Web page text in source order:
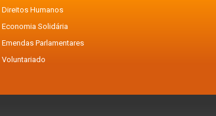
Direitos Humanos
Economia Solidária
Emendas Parlamentares
Voluntariado